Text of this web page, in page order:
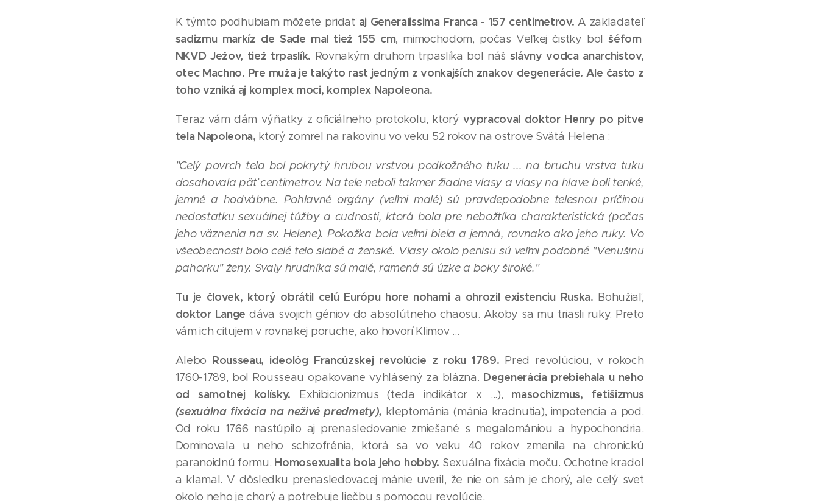
K týmto podhubiam môžete pridaťaj Generalissima Franca - 157 centimetrov.A zakladateľ
sadizmu markíz de Sade mal tiež 155 cm, mimochodom, počas Veľkej čistky bolšéfom
NKVD Ježov, tiež trpaslík. Rovnakým druhom trpaslíka bol náš slávny vodca anarchistov,
otec Machno. Pre muža je takýto rast jedným z vonkajších znakov degenerácie. Ale často z
toho vzniká aj komplex moci, komplex Napoleona.
Teraz vám dám výňatky z oficiálneho protokolu, ktorý vypracoval doktor Henry po pitve
tela Napoleona, ktorý zomrel na rakovinu vo veku 52 rokov na ostrove Svätá Helena :
"Celý povrch tela bol pokrytý hrubou vrstvou podkožného tuku ... na bruchu vrstva tuku
dosahovala päť centimetrov. Na tele neboli takmer žiadne vlasy a vlasy na hlave boli tenké,
jemné a hodvábne. Pohlavné orgány (veľmi malé) sú pravdepodobne telesnou príčinou
nedostatku sexuálnej túžby a cudnosti, ktorá bola pre nebožtíka charakteristická (počas
jeho väznenia na sv. Helene). Pokožka bola veľmi biela a jemná, rovnako ako jeho ruky. Vo
všeobecnosti bolo celé telo slabé a ženské. Vlasy okolo penisu sú veľmi podobné "Venušinu
pahorku" ženy. Svaly hrudníka sú malé, ramená sú úzke a boky široké."
Tu je človek, ktorý obrátil celú Európu hore nohami a ohrozil existenciu Ruska. Bohužiaľ,
doktor Lange dáva svojich géniov do absolútneho chaosu. Akoby sa mu triasli ruky. Preto
vám ich citujem v rovnakej poruche, ako hovorí Klimov ...
Alebo Rousseau, ideológ Francúzskej revolúcie z roku 1789. Pred revolúciou, v rokoch
1760-1789, bol Rousseau opakovane vyhlásený za blázna. Degenerácia prebiehala u neho
od samotnej kolísky. Exhibicionizmus (teda indikátor x ...), masochizmus, fetišizmus
(sexuálna fixácia na neživé predmety), kleptománia (mánia kradnutia), impotencia a pod.
Od roku 1766 nastúpilo aj prenasledovanie zmiešané s megalomániou a hypochondria.
Dominovala u neho schizofrénia, ktorá sa vo veku 40 rokov zmenila na chronickú
paranoidnú formu. Homosexualita bola jeho hobby. Sexuálna fixácia moču. Ochotne kradol
a klamal. V dôsledku prenasledovacej mánie uveril, že nie on sám je chorý, ale celý svet
okolo neho je chorý a potrebuje liečbu s pomocou revolúcie.